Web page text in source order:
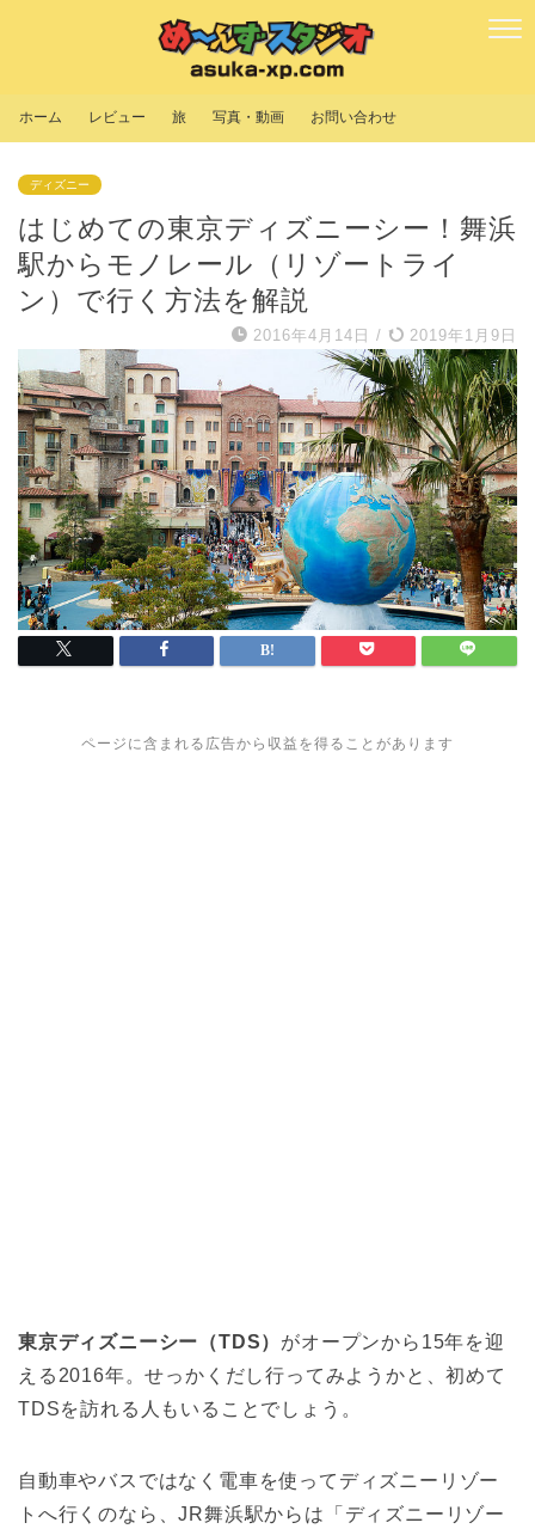
ホーム レビュー 旅 写真・動画 お問い合わせ
ディズニー
はじめての東京ディズニーシー！舞浜
駅からモノレール（リゾートライ
ン）で行く方法を解説
2016年4月14日 / 2019年1月9日
ページに含まれる広告から収益を得ることがあります
東京ディズニーシー（TDS） がオープンから15年を迎
える2016年。せっかくだし行ってみようかと、初めて
TDSを訪れる人もいることでしょう。
自動車やバスではなく電車を使ってディズニーリゾー
トへ行くのなら、JR舞浜駅からは「ディズニーリゾー